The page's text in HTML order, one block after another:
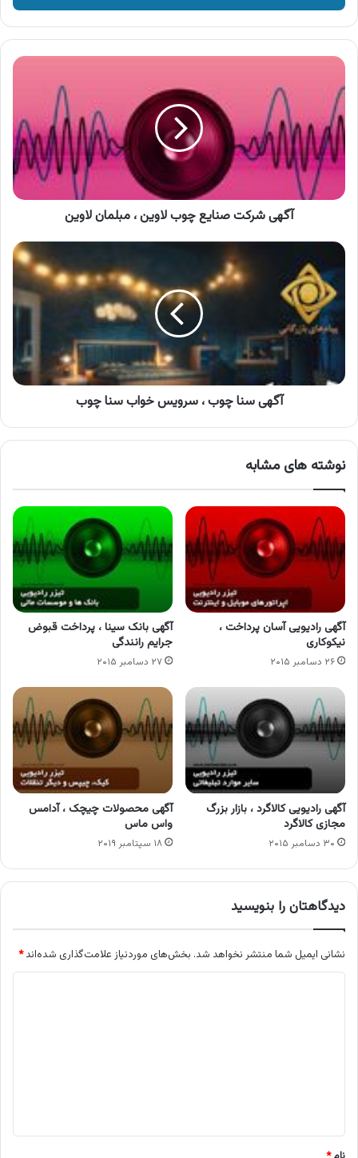
وارد
کنید
آگهی
صنایع
چوب
لاوین
،
مبلمان
آگهی شرکت صنایع چوب لاوین ، مبلمان لاوین
آگهی
سنا
چوب
سرویس
خواب
چوب
آگهی سنا چوب ، سرویس خواب سنا چوب
نوشته های مشابه
آگهی رادیویی آسان پرداخت ،
نیکوکاری
۲۶ دسامبر ۲۰۱۵
آگهی بانک سینا ، پرداخت قبوض
جرایم رانندگی
۲۷ دسامبر ۲۰۱۵
آگهی رادیویی کالاگرد ، بازار بزرگ
مجازی کالاگرد
۳۰ دسامبر ۲۰۱۵
آگهی محصولات چیچک ، آدامس
واس ماس
۱۸ سپتامبر ۲۰۱۹
دیدگاهتان را بنویسید
نشانی ایمیل شما منتشر نخواهد شد. بخش‌های موردنیاز علامت‌گذاری شده‌اند*